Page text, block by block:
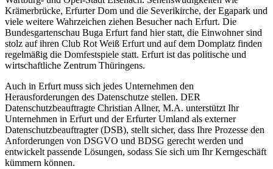
Krämerbrücke, Erfurter Dom und die Severikirche, der Egapark und
viele weitere Wahrzeichen ziehen Besucher nach Erfurt. Die
Bundesgartenschau Buga Erfurt fand hier statt, die Einwohner sind
stolz auf ihren Club Rot Weiß Erfurt und auf dem Domplatz finden
regelmäßig die Domfestspiele statt. Erfurt ist das politische und
wirtschaftliche Zentrum Thüringens.
Auch in Erfurt muss sich jedes Unternehmen den
Herausforderungen des Datenschutze stellen. DER
Datenschutzbeauftragte Christian Allner, M.A. unterstützt Ihr
Unternehmen in Erfurt und der Erfurter Umland als externer
Datenschutzbeauftragter (DSB), stellt sicher, dass Ihre Prozesse den
Anforderungen von DSGVO und BDSG gerecht werden und
entwickelt passende Lösungen, sodass Sie sich um Ihr Kerngeschäft
kümmern können.